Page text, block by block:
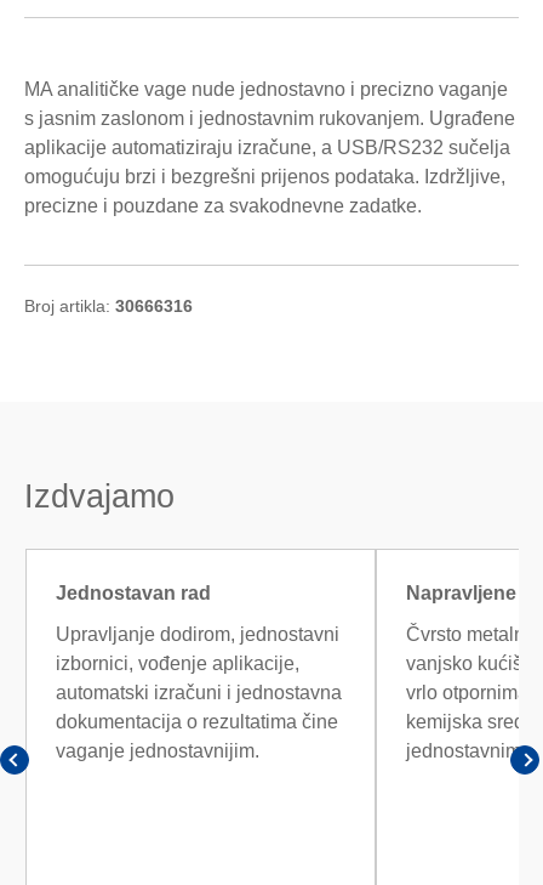
MA analitičke vage nude jednostavno i precizno vaganje
s jasnim zaslonom i jednostavnim rukovanjem. Ugrađene
aplikacije automatiziraju izračune, a USB/RS232 sučelja
omogućuju brzi i bezgrešni prijenos podataka. Izdržljive,
precizne i pouzdane za svakodnevne zadatke.
Broj artikla: 30666316
Izdvajamo
Jednostavan rad
Upravljanje dodirom, jednostavni
izbornici, vođenje aplikacije,
automatski izračuni i jednostavna
dokumentacija o rezultatima čine
vaganje jednostavnijim.
Napravljene
Čvrsto metalno
vanjsko
vrlo otpornima
kemijska
jednostavnima